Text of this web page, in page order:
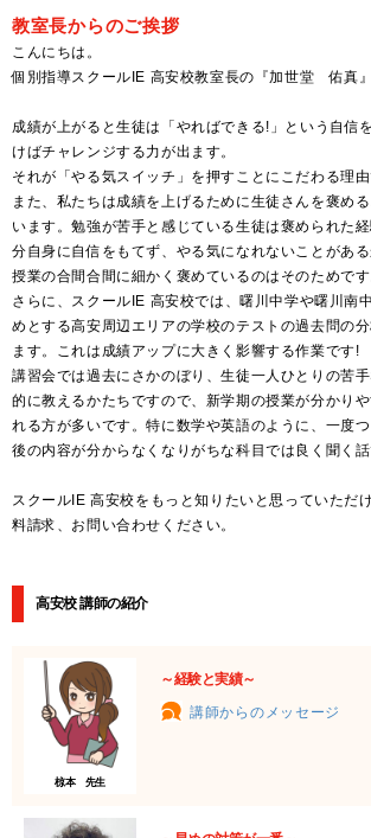
教室長からのご挨拶
こんにちは。
個別指導スクールIE 高安校教室長の『加世堂 佑真』
成績が上がると生徒は「やればできる!」という自信
けばチャレンジする力が出ます。
それが「やる気スイッチ」を押すことにこだわる理由
また、私たちは成績を上げるために生徒さんを褒め
います。勉強が苦手と感じている生徒は褒められた
分自身に自信をもてず、やる気になれないことがあ
授業の合間合間に細かく褒めているのはそのためです
さらに、スクールIE 高安校では、曙川中学や曙川南
めとする高安周辺エリアの学校のテストの過去問の
ます。これは成績アップに大きく影響する作業です!
講習会では過去にさかのぼり、生徒一人ひとりの苦
的に教えるかたちですので、新学期の授業が分かり
れる方が多いです。特に数学や英語のように、一度
後の内容が分からなくなりがちな科目では良く聞く話
スクールIE 高安校をもっと知りたいと思っていただ
料請求、お問い合わせください。
高安校 講師の紹介
椋本 先生
～経験と実績～
講師からのメッセージ